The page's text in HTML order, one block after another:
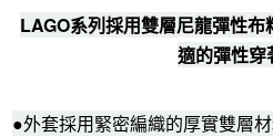
LAGO系列採用雙層尼龍彈性
適的彈性穿
●外套採用緊密編織的厚實雙層